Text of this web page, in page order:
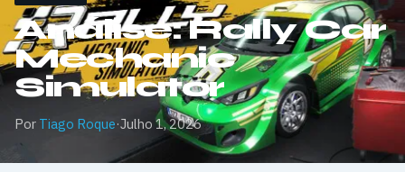
Análise: Rally Car
Mechanic
Simulator
Por Tiago Roque·Julho 1, 2026